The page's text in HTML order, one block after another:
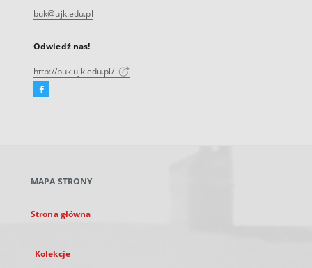
buk@ujk.edu.pl
Odwiedź nas!
http://buk.ujk.edu.pl/
Facebook
karcie
MAPA STRONY
Strona główna
Kolekcje